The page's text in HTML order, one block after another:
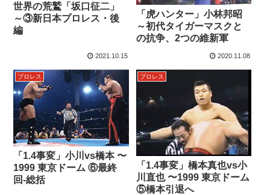
世界の荒鷲「坂口征二」
～③新日本プロレス・後
編
2021.10.15
「虎ハンター」小林邦昭
～初代タイガーマスクと
の抗争、2つの維新軍
2020.11.08
プロレス
「1.4事変」小川vs橋本 〜
1999 東京ドーム ⑥最終
回-総括
プロレス
「1.4事変」橋本真也vs小
川直也 〜1999 東京ドーム
⑤橋本引退へ